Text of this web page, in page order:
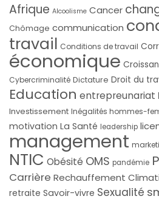
Afrique Alcoolisme Cancer
Chômage communication
travail Conditions de travail
économique
Cybercriminalité Dictature Droit du
Education entrepreunariat
Investissement Inégalités hommes-
motivation La Santé leadership
management
NTIC Obésité OMS pandémie
Carrière Rechauffement
retraite Savoir-vivre Sexualité